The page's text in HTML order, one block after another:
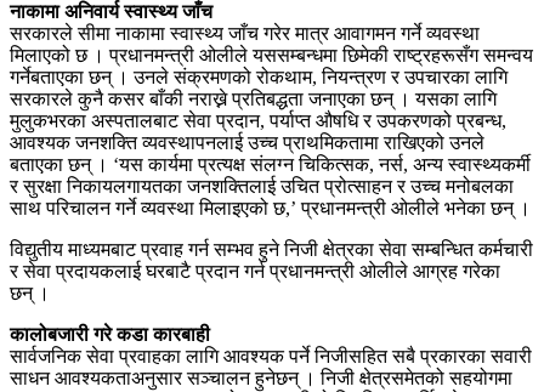
नाकामा अनिवार्य स्वास्थ्य जाँच
सरकारले सीमा नाकामा स्वास्थ्य जाँच गरेर मात्र आवागमन गर्ने व्यवस्था
मिलाएको छ । प्रधानमन्त्री ओलीले यससम्बन्धमा छिमेकी राष्ट्रहरूसँग समन्वय
गर्नेबताएका छन् । उनले संक्रमणको रोकथाम, नियन्त्रण र उपचारका लागि
सरकारले कुनै कसर बाँकी नराख्ने प्रतिबद्धता जनाएका छन् । यसका लागि
मुलुकभरका अस्पतालबाट सेवा प्रदान, पर्याप्त औषधि र उपकरणको प्रबन्ध,
आवश्यक जनशक्ति व्यवस्थापनलाई उच्च प्राथमिकतामा राखिएको उनले
बताएका छन् । ‘यस कार्यमा प्रत्यक्ष संलग्न चिकित्सक, नर्स, अन्य स्वास्थ्यकर्मी
र सुरक्षा निकायलगायतका जनशक्तिलाई उचित प्रोत्साहन र उच्च मनोबलका
साथ परिचालन गर्ने व्यवस्था मिलाइएको छ,’ प्रधानमन्त्री ओलीले भनेका छन् ।
विद्युतीय माध्यमबाट प्रवाह गर्न सम्भव हुने निजी क्षेत्रका सेवा सम्बन्धित कर्मचारी
र सेवा प्रदायकलाई घरबाटै प्रदान गर्न प्रधानमन्त्री ओलीले आग्रह गरेका
छन् ।
कालोबजारी गरे कडा कारबाही
सार्वजनिक सेवा प्रवाहका लागि आवश्यक पर्ने निजीसहित सबै प्रकारका सवारी
साधन आवश्यकताअनुसार सञ्चालन हुनेछन् । निजी क्षेत्रसमेतको सहयोगमा